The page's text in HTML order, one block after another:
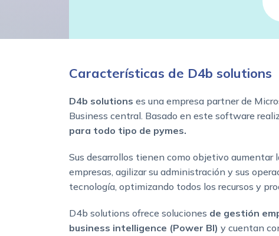
Características de D4b solutions
D4b solutions es una empresa partner de
Business central. Basado en este software
para todo tipo de pymes.
Sus desarrollos tienen como objetivo aumentar
empresas, agilizar su administración y sus
tecnología, optimizando todos los recursos y
D4b solutions ofrece soluciones de gestión
business intelligence (Power BI) y cuentan